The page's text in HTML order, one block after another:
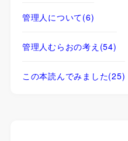
管理人について(6)
管理人むらおの考え (54)
この本読んでみました(25)